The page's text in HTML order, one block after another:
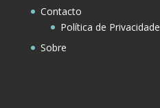
Contacto
Política de Privacidade
Sobre